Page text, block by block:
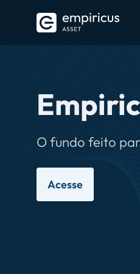
O fundo feito
Acesse